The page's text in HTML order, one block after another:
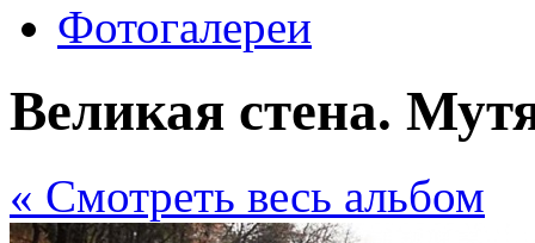
Фотогалереи
Великая стена.
« Cмотреть весь альбом